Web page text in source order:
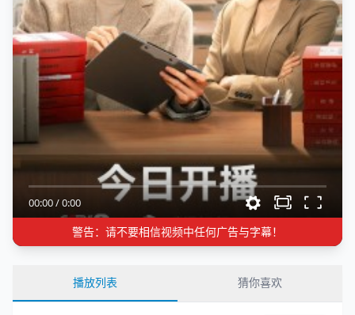
00:00/0:00
警告：请不要相信视频中任何广告与字幕！
播放列表 猜你喜欢